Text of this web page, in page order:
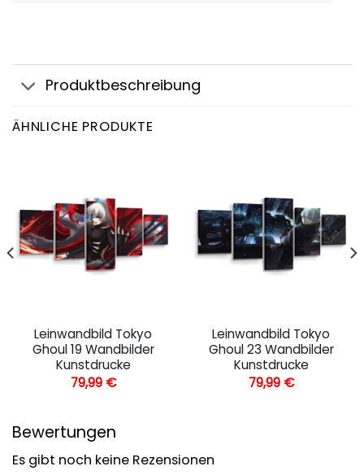
Produktbeschreibung
ÄHNLICHE PRODUKTE
Leinwandbild Tokyo
Ghoul 19 Wandbilder
Kunstdrucke
79,99 €
Leinwandbild Tokyo
Ghoul 23 Wandbilder
Kunstdrucke
79,99 €
Bewertungen
Es gibt noch keine Rezensionen